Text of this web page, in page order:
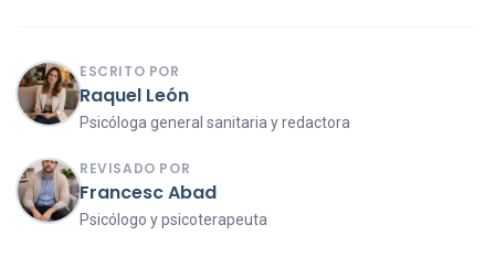
ESCRITO POR
Raquel León
Psicóloga general sanitaria y redactora
REVISADO POR
Francesc Abad
Psicólogo y psicoterapeuta